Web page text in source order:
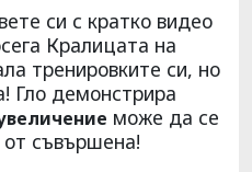
си с кратко видео
Кралицата на
тренировките си, но
Гло демонстрира
може да се
съвършена!